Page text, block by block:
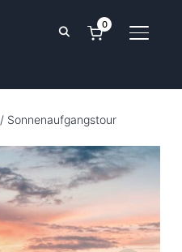
0
/ Sonnenaufgangstour